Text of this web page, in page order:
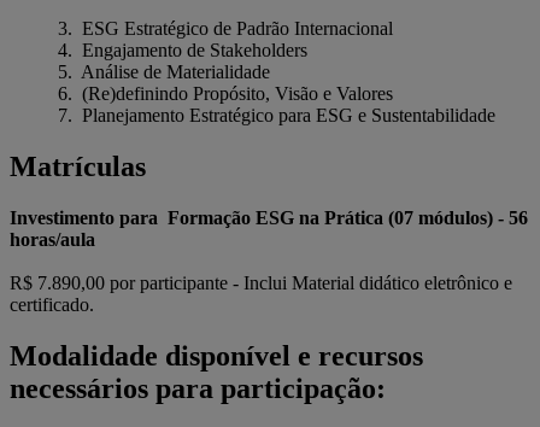
3. ESG Estratégico de Padrão Internacional
4. Engajamento de Stakeholders
5. Análise de Materialidade
6. (Re)definindo Propósito, Visão e Valores
7. Planejamento Estratégico para ESG e Sustentabilidade
Matrículas
Investimento para Formação ESG na Prática (07 módulos) - 56
horas/aula
R$ 7.890,00 por participante - Inclui Material didático eletrônico e
certificado.
Modalidade disponível e recursos
necessários para participação: